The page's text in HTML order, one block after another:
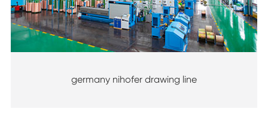
germany nihofer drawing line